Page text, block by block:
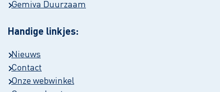
Gemiva Duurzaam
Handige linkjes:
Nieuws
Contact
Onze webwinkel